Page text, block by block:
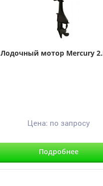
Лодочный мотор Mercury
Цена: по запросу
Подробнее